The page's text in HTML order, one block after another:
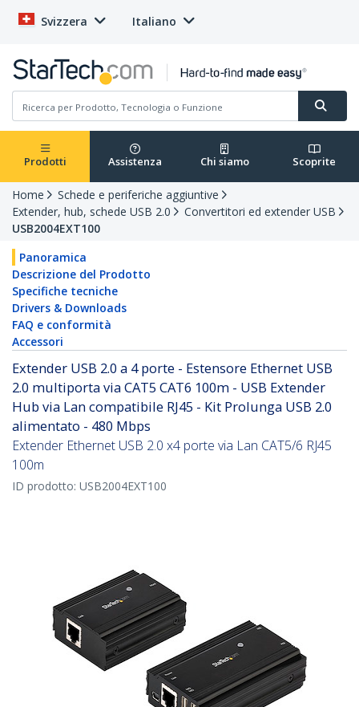
Svizzera Italiano
Prodotti Assistenza Chi siamo Scoprite
Home
Schede e periferiche aggiuntive
Extender, hub, schede USB 2.0
Convertitori ed extender USB
USB2004EXT100
Panoramica
Descrizione del Prodotto
Specifiche tecniche
Drivers & Downloads
FAQ e conformità
Accessori
Extender USB 2.0 a 4 porte - Estensore Ethernet USB
2.0 multiporta via CAT5 CAT6 100m - USB Extender
Hub via Lan compatibile RJ45 - Kit Prolunga USB 2.0
alimentato - 480 Mbps
Extender Ethernet USB 2.0 x4 porte via Lan CAT5/6 RJ45
100m
ID prodotto: USB2004EXT100